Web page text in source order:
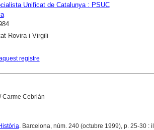
Unificat de Catalunya : PSUC
Rovira i Virgili
registre
Carme Cebrián
. Barcelona, núm. 240 (octubre 1999), p. 25-30 : il.